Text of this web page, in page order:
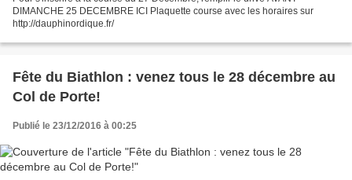
DIMANCHE 25 DECEMBRE ICI Plaquette course avec les horaires sur
http://dauphinordique.fr/
Fête du Biathlon : venez tous le 28 décembre au
Col de Porte!
Publié le 23/12/2016 à 00:25